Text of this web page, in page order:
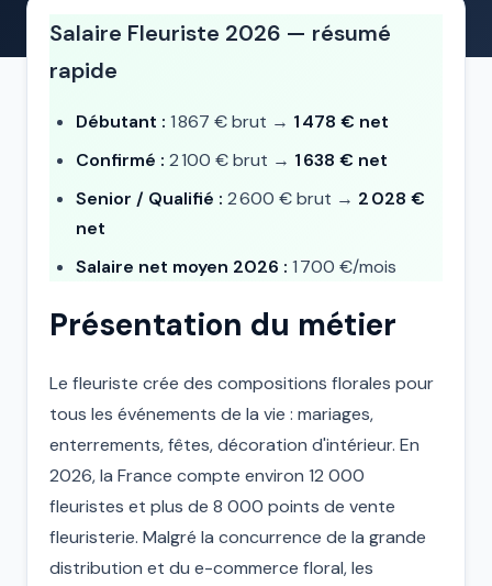
Salaire Fleuriste 2026 — résumé
rapide
Débutant : 1 867 € brut → 1 478 € net
Confirmé : 2 100 € brut → 1 638 € net
Senior / Qualifié : 2 600 € brut → 2 028 €
net
Salaire net moyen 2026 : 1 700 €/mois
Présentation du métier
Le fleuriste crée des compositions florales pour
tous les événements de la vie : mariages,
enterrements, fêtes, décoration d'intérieur. En
2026, la France compte environ 12 000
fleuristes et plus de 8 000 points de vente
fleuristerie. Malgré la concurrence de la grande
distribution et du e-commerce floral, les